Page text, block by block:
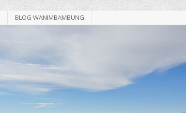
BLOG WANIMBAMBUNG